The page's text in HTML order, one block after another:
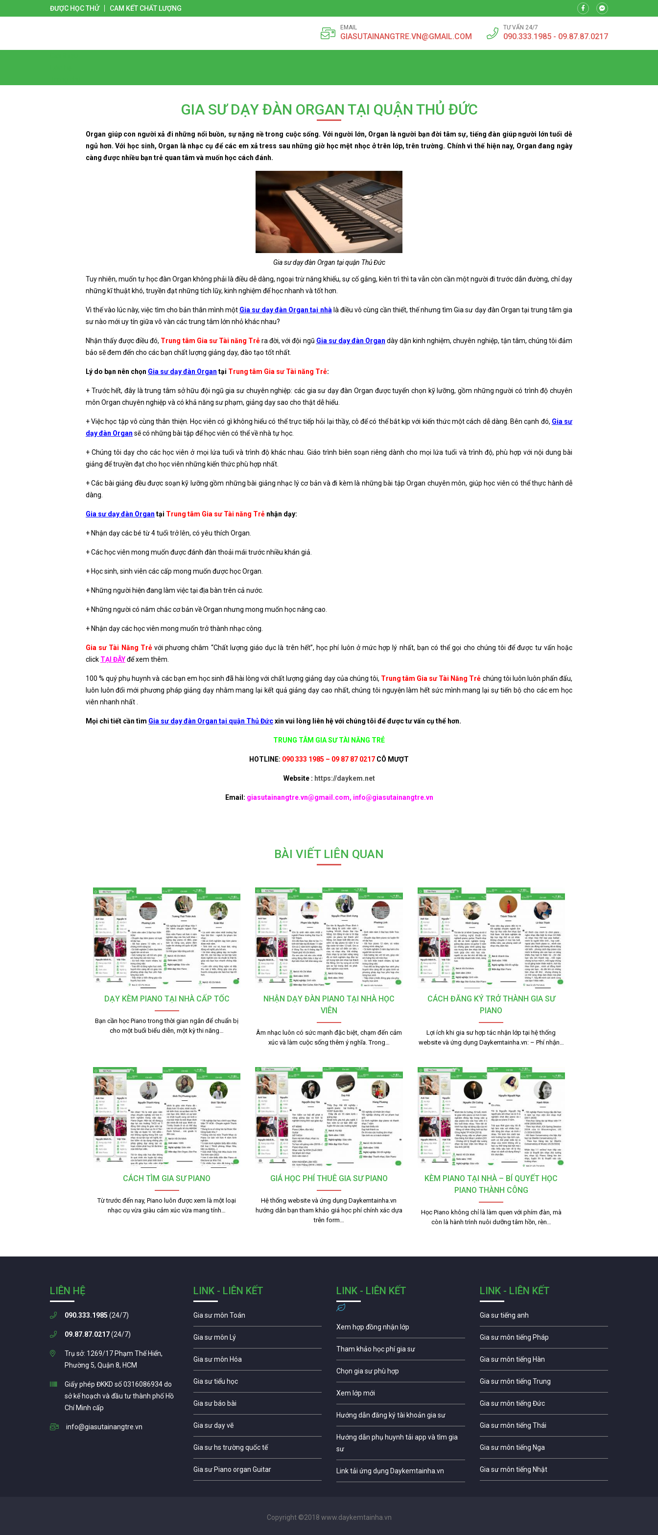
ĐƯỢC HỌC THỬ CAM KẾT CHẤT LƯỢNG
EMAIL
GIASUTAINANGTRE.VN@GMAIL.COM
TƯ VẤN 24/7
090.333.1985 - 09.87.87.0217
GIA SƯ DẠY ĐÀN ORGAN TẠI QUẬN THỦ ĐỨC
Organ giúp con người xả đi những nổi buồn, sự nặng nề trong cuộc sống. Với người lớn, Organ là người bạn đời tâm sự, tiếng đàn giúp người lớn tuổi dễ
ngủ hơn. Với học sinh, Organ là nhạc cụ để các em xả tress sau những giờ học mệt nhọc ở trên lớp, trên trường. Chính vì thế hiện nay, Organ đang ngày
càng được nhiều bạn trẻ quan tâm và muốn học cách đánh.
Gia sư dạy đàn Organ tại quận Thủ Đức
Tuy nhiên, muốn tự học đàn Organ không phải là điều dễ dàng, ngoại trừ năng khiếu, sự cố gắng, kiên trì thì ta vẫn còn cần một người đi trước dẫn đường, chỉ dạy
những kĩ thuật khó, truyền đạt những tích lũy, kinh nghiệm để học nhanh và tốt hơn.
Vì thế vào lúc này, việc tìm cho bản thân mình một Gia sư dạy đàn Organ tại nhà là điều vô cùng cần thiết, thế nhưng tìm Gia sư dạy đàn Organ tại trung tâm gia
sư nào mới uy tín giữa vô vàn các trung tâm lớn nhỏ khác nhau?
Nhận thấy được điều đó, Trung tâm Gia sư Tài năng Trẻra đời, với đội ngũ Gia sư dạy đàn Organ dày dặn kinh nghiệm, chuyên nghiệp, tận tâm, chúng tôi đảm
bảo sẽ đem đến cho các bạn chất lượng giảng dạy, đào tạo tốt nhất.
Lý do bạn nên chọn Gia sư dạy đàn Organ tại Trung tâm Gia sư Tài năng Trẻ:
+ Trước hết, đây là trung tâm sở hữu đội ngũ gia sư chuyên nghiệp: các gia sư dạy đàn Organ được tuyển chọn kỹ lưỡng, gồm những người có trình độ chuyên
môn Organ chuyên nghiệp và có khả năng sư phạm, giảng dạy sao cho thật dễ hiểu.
+ Việc học tập vô cùng thân thiện. Học viên có gì không hiểu có thể trực tiếp hỏi lại thầy, cô để có thể bắt kịp với kiến thức một cách dễ dàng. Bên cạnh đó, Gia sư
dạy đàn Organ sẽ có những bài tập để học viên có thể về nhà tự học.
+ Chúng tôi dạy cho các học viên ở mọi lứa tuổi và trình độ khác nhau. Giáo trình biên soạn riêng dành cho mọi lứa tuổi và trình độ, phù hợp với nội dung bài
giảng để truyền đạt cho học viên những kiến thức phù hợp nhất.
+ Các bài giảng đều được soạn kỹ lưỡng gồm những bài giảng nhạc lý cơ bản và đi kèm là những bài tập Organ chuyên môn, giúp học viên có thể thực hành dễ
dàng.
Gia sư dạy đàn Organ tại Trung tâm Gia sư Tài năng Trẻ nhận dạy:
+ Nhận dạy các bé từ 4 tuổi trở lên, có yêu thích Organ.
+ Các học viên mong muốn được đánh đàn thoải mái trước nhiều khán giả.
+ Học sinh, sinh viên các cấp mong muốn được học Organ.
+ Những người hiện đang làm việc tại địa bàn trên cả nước.
+ Những người có nắm chắc cơ bản về Organ nhưng mong muốn học nâng cao.
+ Nhận dạy các học viên mong muốn trở thành nhạc công.
Gia sư Tài Năng Trẻvới phương châm “Chất lượng giáo dục là trên hết”, học phí luôn ở mức hợp lý nhất, bạn có thể gọi cho chúng tôi để được tư vấn hoặc
click TẠI ĐÂYđể xem thêm.
100 % quý phụ huynh và các bạn em học sinh đã hài lòng với chất lượng giảng dạy của chúng tôi, Trung tâm Gia sư Tài Năng Trẻ chúng tôi luôn luôn phấn đấu,
luôn luôn đổi mới phương pháp giảng dạy nhằm mang lại kết quả giảng dạy cao nhất, chúng tôi nguyện làm hết sức mình mang lại sự tiến bộ cho các em học
viên nhanh nhất .
Mọi chi tiết cần tìm Gia sư dạy đàn Organ tại quận Thủ Đứcxin vui lòng liên hệ với chúng tôi để được tư vấn cụ thể hơn.
TRUNG TÂM GIA SƯ TÀI NĂNG TRẺ
HOTLINE: 090 333 1985 – 09 87 87 0217 CÔ MƯỢT
Website : https://daykem.net
Email: giasutainangtre.vn@gmail.com, info@giasutainangtre.vn
BÀI VIẾT LIÊN QUAN
DẠY KÈM PIANO TẠI NHÀ CẤP TỐC
Bạn cần học Piano trong thời gian ngắn để chuẩn bị
cho một buổi biểu diễn, một kỳ thi năng…
NHẬN DẠY ĐÀN PIANO TẠI NHÀ HỌC
VIÊN
Âm nhạc luôn có sức mạnh đặc biệt, chạm đến cảm
xúc và làm cuộc sống thêm ý nghĩa. Trong…
CÁCH ĐĂNG KÝ TRỞ THÀNH GIA SƯ
PIANO
Lợi ích khi gia sư hợp tác nhận lớp tại hệ thống
website và ứng dụng Daykemtainha.vn: – Phí nhận…
CÁCH TÌM GIA SƯ PIANO
Từ trước đến nay, Piano luôn được xem là một loại
nhạc cụ vừa giàu cảm xúc vừa mang tính…
GIÁ HỌC PHÍ THUÊ GIA SƯ PIANO
Hệ thống website và ứng dụng Daykemtainha.vn
hướng dẫn bạn tham khảo giá học phí chính xác dựa
trên form…
KÈM PIANO TẠI NHÀ – BÍ QUYẾT HỌC
PIANO THÀNH CÔNG
Học Piano không chỉ là làm quen với phím đàn, mà
còn là hành trình nuôi dưỡng tâm hồn, rèn…
LIÊN HỆ
090.333.1985 (24/7)
09.87.87.0217(24/7)
Trụ sở: 1269/17 Phạm Thế Hiển,
Phường 5, Quận 8, HCM
Giấy phép ĐKKD số 0316086934 do
sở kế hoạch và đầu tư thành phố Hồ
Chí Minh cấp
info@giasutainangtre.vn
LINK - LIÊN KẾT
Gia sư môn Toán
Gia sư môn Lý
Gia sư môn Hóa
Gia sư tiểu học
Gia sư báo bài
Gia sư dạy vẽ
Gia sư hs trường quốc tế
Gia sư Piano organ Guitar
LINK - LIÊN KẾT
Xem hợp đồng nhận lớp
Tham khảo học phí gia sư
Chọn gia sư phù hợp
Xem lớp mới
Hướng dẫn đăng ký tài khoản gia sư
Hướng dẫn phụ huynh tải app và tìm gia
sư
Link tải ứng dụng Daykemtainha.vn
LINK - LIÊN KẾT
Gia sư tiếng anh
Gia sư môn tiếng Pháp
Gia sư môn tiếng Hàn
Gia sư môn tiếng Trung
Gia sư môn tiếng Đức
Gia sư môn tiếng Thái
Gia sư môn tiếng Nga
Gia sư môn tiếng Nhật
Copyright ©2018 www.daykemtainha.vn